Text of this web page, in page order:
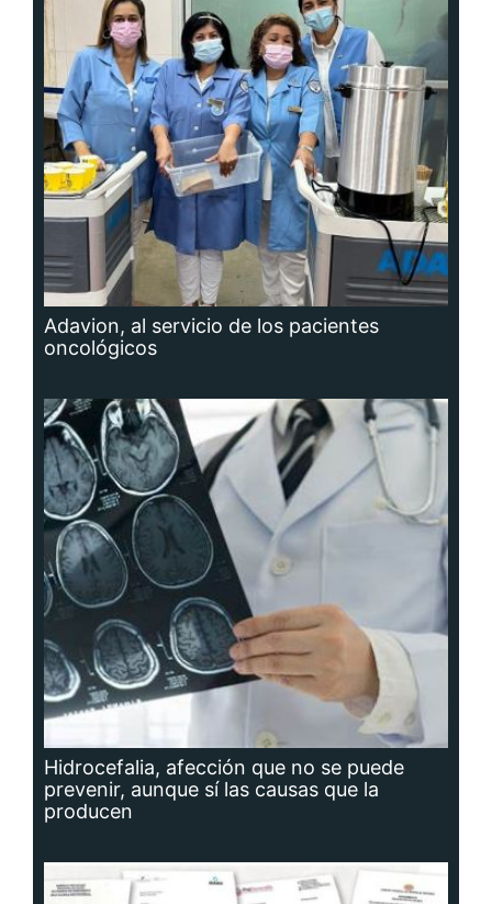
Adavion, al servicio de los pacientes
oncológicos
Hidrocefalia, afección que no se puede
prevenir, aunque sí las causas que la
producen